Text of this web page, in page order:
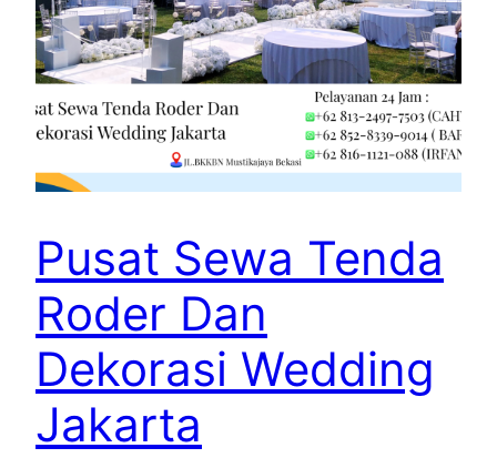
Pusat Sewa Tenda
Roder Dan
Dekorasi Wedding
Jakarta